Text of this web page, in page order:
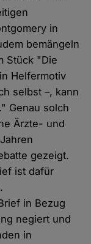
in
bemängeln
Stück "Die
Helfermotiv
selbst –, kann
Genau solch
Ärzte- und
gezeigt.
ist dafür
in Bezug
negiert und
in